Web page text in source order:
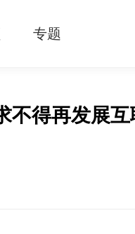
专题
得再发展互